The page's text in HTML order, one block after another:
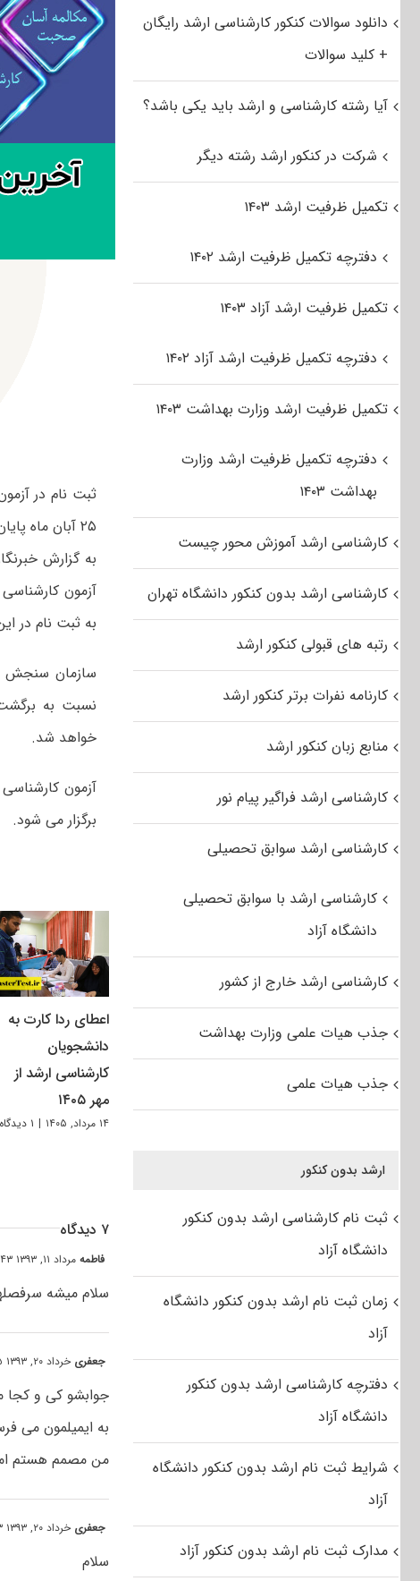
۲۵ آبان ماه پایان می پذیرد.
به گزارش
به ثبت نام در
سازمان سنجش
نسبت به
خواهد شد.
برگزار می شود.
اعطای ردا کارت به
دانشجویان
کارشناسی ارشد از
مهر ۱۴۰۵
۱۴ مرداد, ۱۴۰۵ | ۱ دیدگاه
۷ دیدگاه
فاطمه مرداد ۱۱, ۱۳۹۳ at ۱۱:۴۳ ب٫ظ
سلام میشه
جعفری خرداد ۲۰, ۱۳۹۳ at ۴:۳۵ ب٫ظ
جوابشو کی و کجا
به ایمیلمون می
من مصمم هستم
جعفری خرداد ۲۰, ۱۳۹۳ at ۴:۳۳ ب٫ظ
سلام
دانلود سوالات کنکور کارشناسی ارشد رایگان
+ کلید سوالات
آیا رشته کارشناسی و ارشد باید یکی باشد؟
شرکت در کنکور ارشد رشته دیگر
تکمیل ظرفیت ارشد ۱۴۰۳
دفترچه تکمیل ظرفیت ارشد ۱۴۰۲
تکمیل ظرفیت ارشد آزاد ۱۴۰۳
دفترچه تکمیل ظرفیت ارشد آزاد ۱۴۰۲
تکمیل ظرفیت ارشد وزارت بهداشت ۱۴۰۳
دفترچه تکمیل ظرفیت ارشد وزارت
بهداشت ۱۴۰۳
کارشناسی ارشد آموزش محور چیست
کارشناسی ارشد بدون کنکور دانشگاه تهران
رتبه های قبولی کنکور ارشد
کارنامه نفرات برتر کنکور ارشد
منابع زبان کنکور ارشد
کارشناسی ارشد فراگیر پیام نور
کارشناسی ارشد سوابق تحصیلی
کارشناسی ارشد با سوابق تحصیلی
دانشگاه آزاد
کارشناسی ارشد خارج از کشور
جذب هیات علمی وزارت بهداشت
جذب هیات علمی
ارشد بدون کنکور
ثبت نام کارشناسی ارشد بدون کنکور
دانشگاه آزاد
زمان ثبت نام ارشد بدون کنکور دانشگاه
آزاد
دفترچه کارشناسی ارشد بدون کنکور
دانشگاه آزاد
شرایط ثبت نام ارشد بدون کنکور دانشگاه
آزاد
مدارک ثبت نام ارشد بدون کنکور آزاد